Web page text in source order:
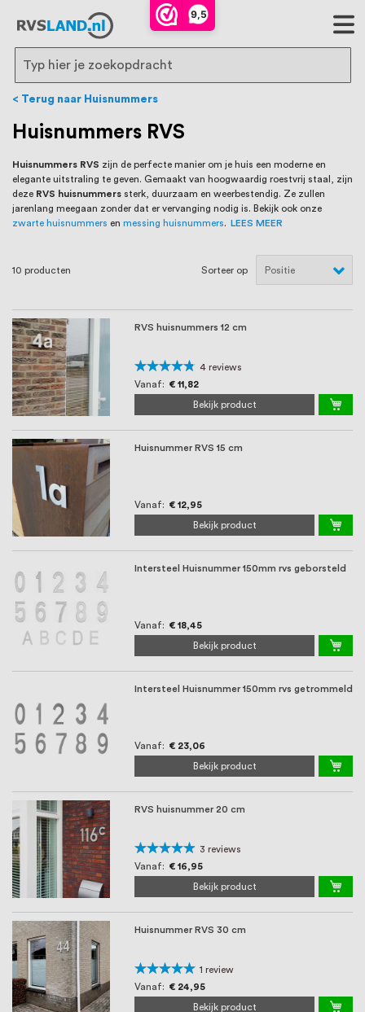
9,5
RVS Land is een écht familiebedrijf met
bijna 20 jaar ervaring in RVS producten
voor binnen- en buitenhuis, waaronder
trapleuningen, deurbeslag,
ventilatieroosters en bouwbeslag. In onze
webshop vind je het grootste assortiment
van Nederland en België, met meer dan
100.000 hoogwaardige RVS artikelen
tevens een eigen werkplaats waar we
RVS op maat produceren, geheel volgens
jouw specifieke wensen. Al sinds onze
oprichting staat persoonlijke service bij
ons voorop, want we geloven dat een
goede relatie met onze klanten het
verschil maakt.
Search
Terug naar Huisnummers
Huisnummers RVS
Huisnummers RVS zijn de perfecte manier om je huis een moderne en
elegante uitstraling te geven. Gemaakt van hoogwaardig roestvrij staal, zijn
deze RVS huisnummers sterk, duurzaam en weerbestendig. Ze zullen
jarenlang meegaan zonder dat er vervanging nodig is. Bekijk ook onze
zwarte huisnummers en messing huisnummers. LEES MEER
10 producten Sorteer op
RVS huisnummers 12 cm
Waardering:
90%
4 reviews
Vanaf
€ 11,82
Bekijk product
Huisnummer RVS 15 cm
Vanaf € 12,95
Bekijk product
Intersteel Huisnummer 150mm rvs geborsteld
Vanaf € 18,45
Bekijk product
Intersteel Huisnummer 150mm rvs getrommeld
Vanaf € 23,06
Bekijk product
RVS huisnummer 20 cm
Waardering:
93%
3 reviews
Vanaf
€ 16,95
Bekijk product
Huisnummer RVS 30 cm
Waardering:
100%
1 review
Vanaf
€ 24,95
Bekijk product